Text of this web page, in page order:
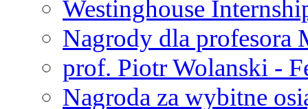
Westinghouse
Nagrody dla profesora
prof. Piotr Wolanski -
Nagroda za wybitne